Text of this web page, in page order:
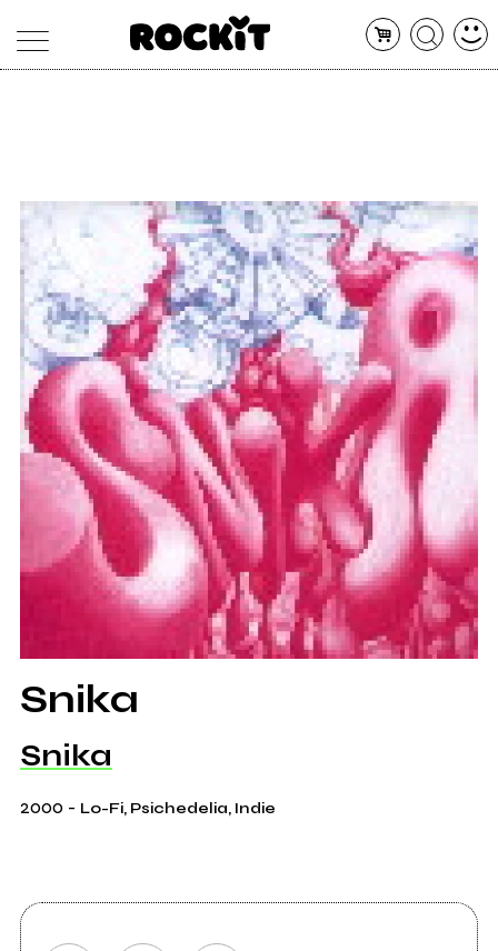
ARTISTI
CONCERTI
SHOP
RADIO
Snika
Snika
2000- Lo-Fi, Psichedelia, Indie